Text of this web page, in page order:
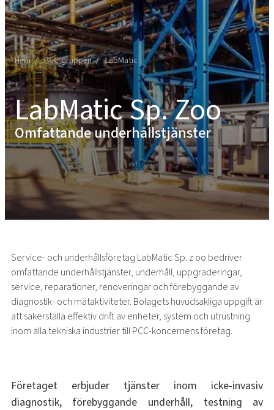
Hem PCC-gruppen LabMatic
LabMatic Sp. Zoo
Omfattande underhållstjänster
Service- och underhållsföretag LabMatic Sp. z oo bedriver
omfattande underhållstjänster, underhåll, uppgraderingar,
service, reparationer, renoveringar och förebyggande av
diagnostik- och mätaktiviteter. Bolagets huvudsakliga uppgift är
att säkerställa effektiv drift av enheter, system och utrustning
inom alla tekniska industrier till PCC-koncernens företag.
Företaget erbjuder tjänster inom icke-invasiv
diagnostik, förebyggande underhåll, testning av